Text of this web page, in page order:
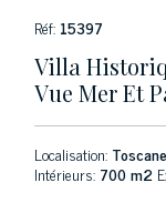
Réf: 15397
Villa
Vue Mer Et
Localisation:
Intérieurs: 700 m2